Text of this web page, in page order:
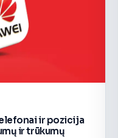
ir pozicija
ir trūkumų